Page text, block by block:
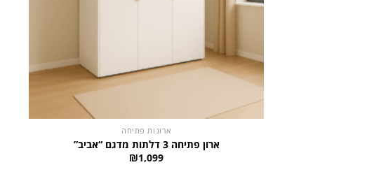
ארונות פתיחה
ארון פתיחה 3 דלתות מדגם “אביב”
₪1,099